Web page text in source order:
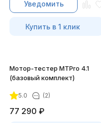
Уведомить
Купить в 1 клик
Мотор-тестер MTPro 4.1
(базовый комплект)
5.0 (2)
77 290 ₽